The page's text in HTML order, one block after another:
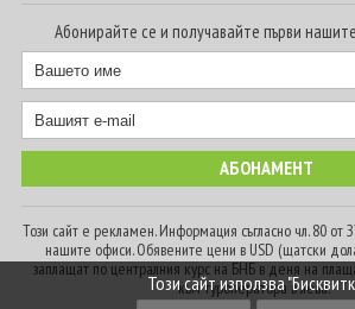
Абонирайте се и получавайте първи
Този сайт е рекламен. Информация съгласно чл. 80 от
нашите офиси. Обявените цени в USD (щатски
заплащат по централния курс на БНБ в деня на
към туроператора в лева.
Този сайт използва